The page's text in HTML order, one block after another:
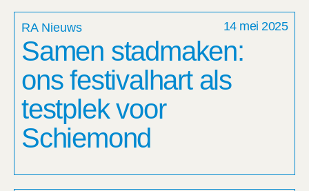
RA Nieuws 14 mei 2025
Samen stadmaken:
ons festivalhart als
testplek voor
Schiemond